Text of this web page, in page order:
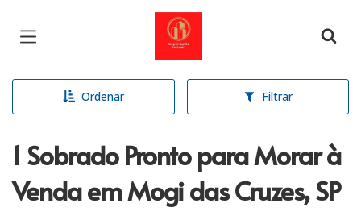
Página inicial
Ordenar Filtrar
1 Sobrado Pronto para Morar à
Venda em Mogi das Cruzes, SP